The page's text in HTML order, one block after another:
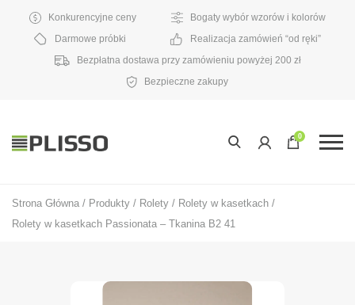
Konkurencyjne ceny
Bogaty wybór wzorów i kolorów
Darmowe próbki
Realizacja zamówień “od ręki”
Bezpłatna dostawa przy zamówieniu powyżej 200 zł
Bezpieczne zakupy
0
Strona Główna / Produkty / Rolety / Rolety w kasetkach /
Rolety w kasetkach Passionata – Tkanina B2 41